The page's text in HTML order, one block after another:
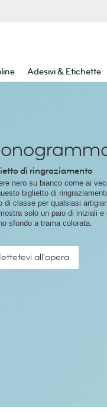
Adesivi & Etichette
di ringraziamento
nero su bianco come ai
biglietto di
di classe per qualsiasi
solo un paio di iniziali
sfondo a trama colorata.
all'opera